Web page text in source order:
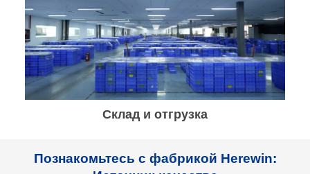
Склад и отгрузка
Познакомьтесь с фабрикой Herewin: